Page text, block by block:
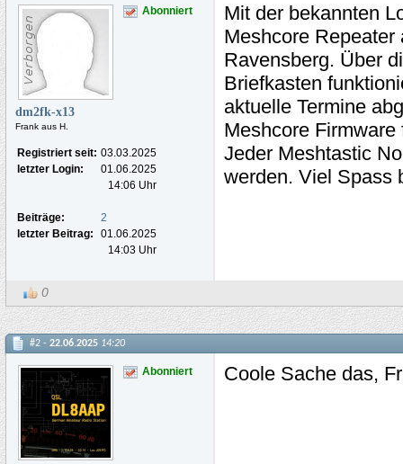
Abonniert
dm2fk-x13
Frank aus H.
Registriert seit: 03.03.2025
letzter Login:
01.06.2025
14:06 Uhr
Beiträge:
2
letzter Beitrag:
01.06.2025
14:03 Uhr
Mit der bekannten
Meshcore
Ravensberg. Über
Briefkasten
aktuelle Termine
Meshcore
Jeder Meshtastic
werden. Viel Spass
0
#2 - 22.06.2025 14:20
Abonniert Coole Sache das,